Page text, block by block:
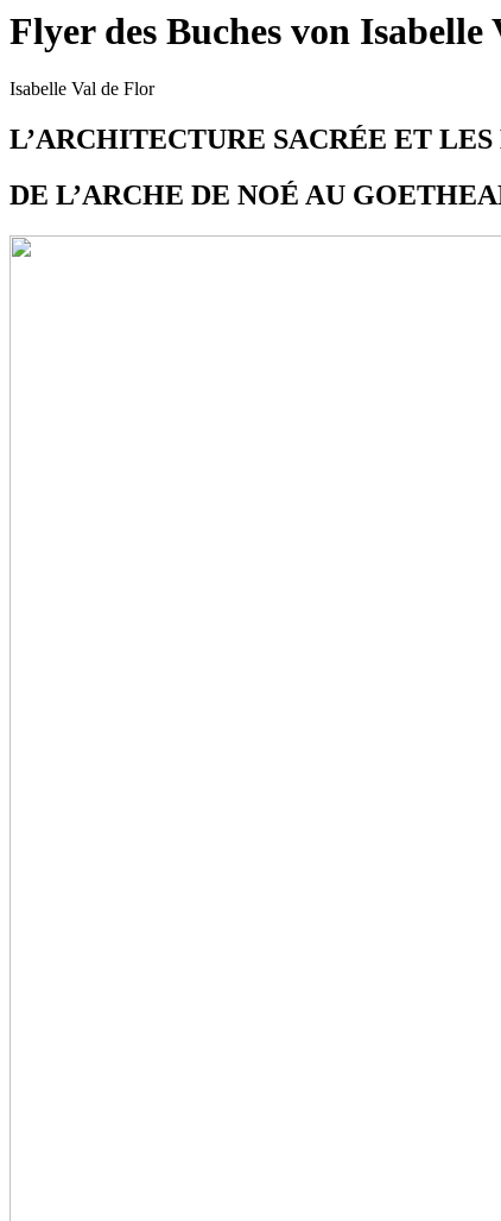
Flyer des Buches von Isabelle
Isabelle Val de Flor
L’ARCHITECTURE SACRÉE ET LES
DE L’ARCHE DE NOÉ AU